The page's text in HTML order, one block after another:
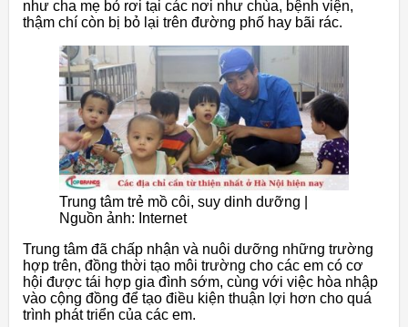
như cha mẹ bỏ rơi tại các nơi như chùa, bệnh viện,
thậm chí còn bị bỏ lại trên đường phố hay bãi rác.
Trung tâm trẻ mồ côi, suy dinh dưỡng |
Nguồn ảnh: Internet
Trung tâm đã chấp nhận và nuôi dưỡng những trường
hợp trên, đồng thời tạo môi trường cho các em có cơ
hội được tái hợp gia đình sớm, cùng với việc hòa nhập
vào cộng đồng để tạo điều kiện thuận lợi hơn cho quá
trình phát triển của các em.